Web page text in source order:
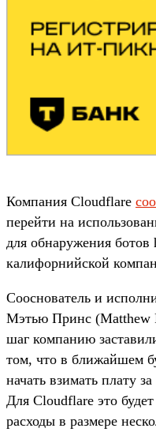
Компания Cloudflare
перейти на
для обнаружения ботов
калифорнийской
Сооснователь и
Мэтью Принс (Matthew
шаг компанию
том, что в ближайшем
начать взимать плату
Для Cloudflare это
расходы в размере